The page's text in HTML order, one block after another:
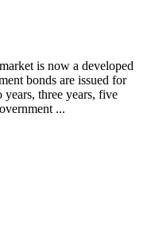
is now a developed
bonds are issued for
three years, five
...